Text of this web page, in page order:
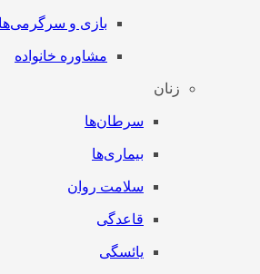
بازی و
مشاوره خانواده
زنان
سرطان‌‌ها
بیماری‌ها
سلامت روان
قاعدگی
یائسگی